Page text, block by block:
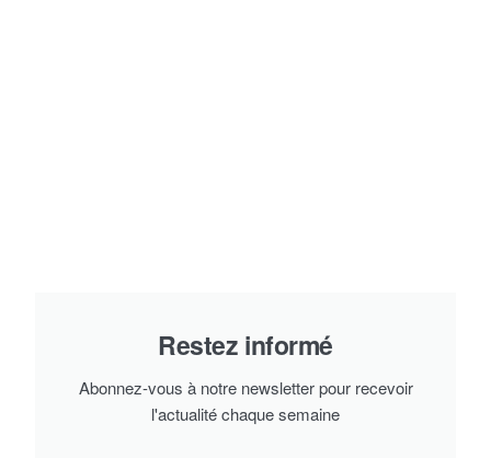
Restez informé
Abonnez-vous à notre newsletter pour recevoir
l'actualité chaque semaine